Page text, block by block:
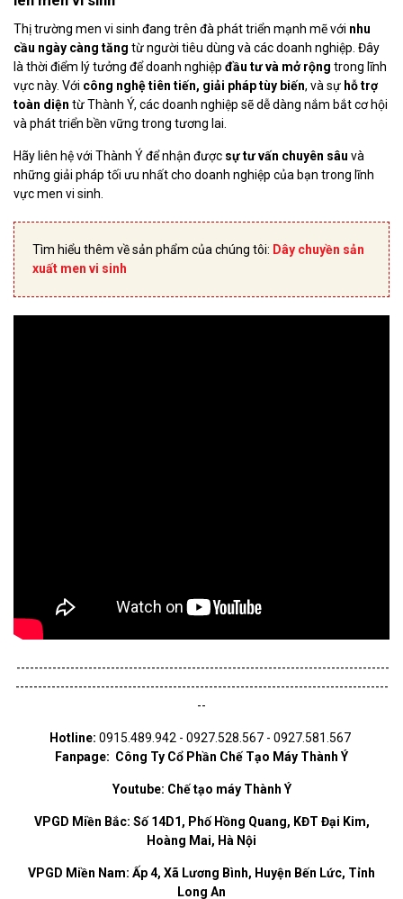
Thị trường men vi sinh đang trên đà phát triển mạnh mẽ với nhu
cầu ngày càng tăng từ người tiêu dùng và các doanh nghiệp. Đây
là thời điểm lý tưởng để doanh nghiệp đầu tư và mở rộng trong lĩnh
vực này. Với công nghệ tiên tiến, giải pháp tùy biến, và sự hỗ trợ
toàn diện từ Thành Ý, các doanh nghiệp sẽ dễ dàng nắm bắt cơ hội
và phát triển bền vững trong tương lai.
Hãy liên hệ với Thành Ý để nhận được sự tư vấn chuyên sâu và
những giải pháp tối ưu nhất cho doanh nghiệp của bạn trong lĩnh
vực men vi sinh.
Tìm hiểu thêm về sản phẩm của chúng tôi: Dây chuyền sản
xuất men vi sinh
-----------------------------------------------------------------------------------
-----------------------------------------------------------------------------------
--
Hotline: 0915.489.942 - 0927.528.567 - 0927.581.567
Fanpage: Công Ty Cổ Phần Chế Tạo Máy Thành Ý
Youtube: Chế tạo máy Thành Ý
VPGD Miền Bắc: Số 14D1, Phố Hồng Quang, KĐT Đại Kim,
Hoàng Mai, Hà Nội
VPGD Miền Nam: Ấp 4, Xã Lương Bình, Huyện Bến Lức, Tỉnh
Long An